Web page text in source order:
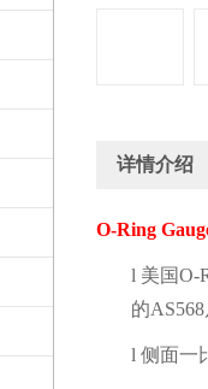
详情介绍
O-Ring
l 美国O-
的AS568
l 侧面一